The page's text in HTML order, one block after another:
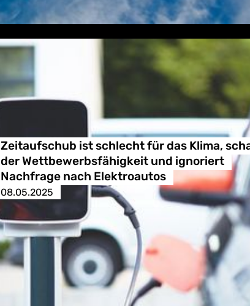
Zeitaufschub ist schlecht für das Klima,
der Wettbewerbsfähigkeit und ignoriert
Nachfrage nach Elektroautos
08.05.2025